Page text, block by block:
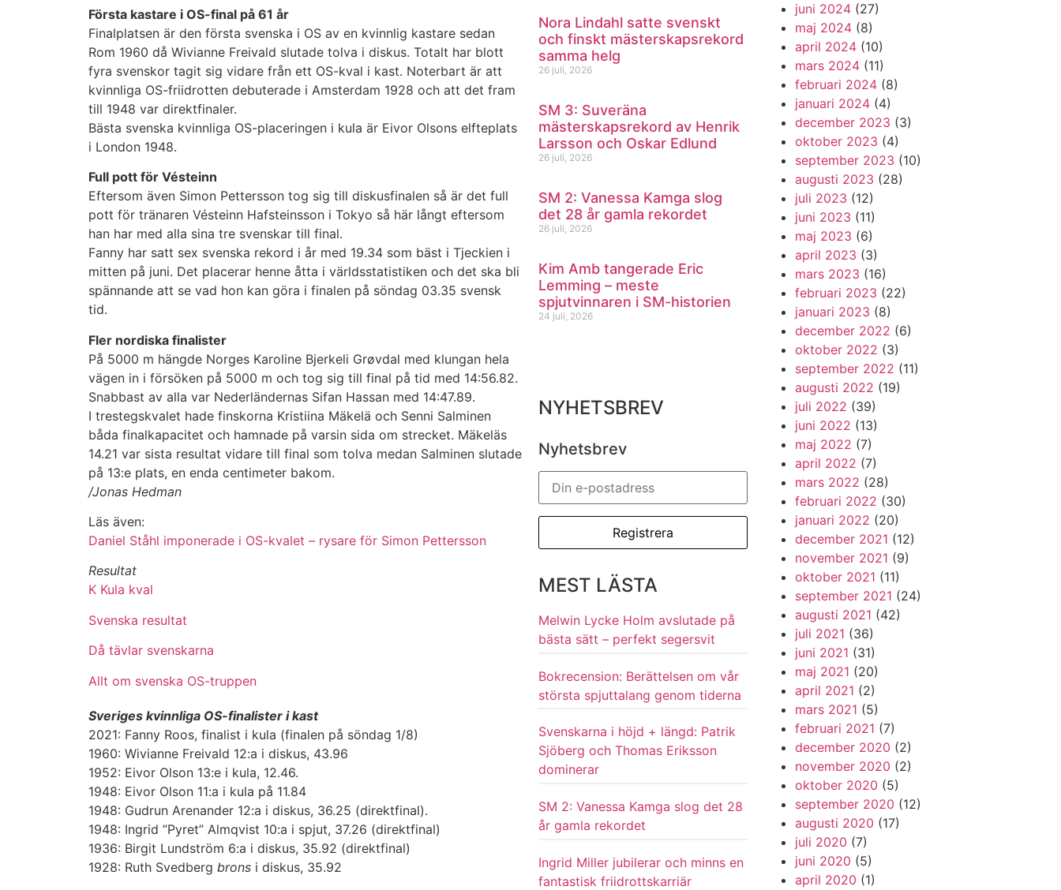
Första kastare i OS-final på 61 år
Finalplatsen är den första svenska i OS av en kvinnlig kastare sedan
Rom 1960 då Wivianne Freivald slutade tolva i diskus. Totalt har blott
fyra svenskor tagit sig vidare från ett OS-kval i kast. Noterbart är att
kvinnliga OS-friidrotten debuterade i Amsterdam 1928 och att det fram
till 1948 var direktfinaler.
Bästa svenska kvinnliga OS-placeringen i kula är Eivor Olsons elfteplats
i London 1948.
Full pott för Vésteinn
Eftersom även Simon Pettersson tog sig till diskusfinalen så är det full
pott för tränaren Vésteinn Hafsteinsson i Tokyo så här långt eftersom
han har med alla sina tre svenskar till final.
Fanny har satt sex svenska rekord i år med 19.34 som bäst i Tjeckien i
mitten på juni. Det placerar henne åtta i världsstatistiken och det ska bli
spännande att se vad hon kan göra i finalen på söndag 03.35 svensk
tid.
Fler nordiska finalister
På 5000 m hängde Norges Karoline Bjerkeli Grøvdal med klungan hela
vägen in i försöken på 5000 m och tog sig till final på tid med 14:56.82.
Snabbast av alla var Nederländernas Sifan Hassan med 14:47.89.
I trestegskvalet hade finskorna Kristiina Mäkelä och Senni Salminen
båda finalkapacitet och hamnade på varsin sida om strecket. Mäkeläs
14.21 var sista resultat vidare till final som tolva medan Salminen slutade
på 13:e plats, en enda centimeter bakom.
/Jonas Hedman
Läs även:
Daniel Ståhl imponerade i OS-kvalet – rysare för Simon Pettersson
Resultat
K Kula kval
Svenska resultat
Då tävlar svenskarna
Allt om svenska OS-truppen
Sveriges kvinnliga OS-finalister i kast
2021: Fanny Roos, finalist i kula (finalen på söndag 1/8)
1960: Wivianne Freivald 12:a i diskus, 43.96
1952: Eivor Olson 13:e i kula, 12.46.
1948: Eivor Olson 11:a i kula på 11.84
1948: Gudrun Arenander 12:a i diskus, 36.25 (direktfinal).
1948: Ingrid ”Pyret” Almqvist 10:a i spjut, 37.26 (direktfinal)
1936: Birgit Lundström 6:a i diskus, 35.92 (direktfinal)
1928: Ruth Svedberg brons i diskus, 35.92
Nora Lindahl satte svenskt
och finskt mästerskapsrekord
samma helg
26 juli, 2026
SM 3: Suveräna
mästerskapsrekord av Henrik
Larsson och Oskar Edlund
26 juli, 2026
SM 2: Vanessa Kamga slog
det 28 år gamla rekordet
26 juli, 2026
Kim Amb tangerade Eric
Lemming – meste
spjutvinnaren i SM-historien
24 juli, 2026
NYHETSBREV
Nyhetsbrev
MEST LÄSTA
Melwin Lycke Holm avslutade på
bästa sätt – perfekt segersvit
Bokrecension: Berättelsen om vår
största spjuttalang genom tiderna
Svenskarna i höjd + längd: Patrik
Sjöberg och Thomas Eriksson
dominerar
SM 2: Vanessa Kamga slog det 28
år gamla rekordet
Ingrid Miller jubilerar och minns en
fantastisk friidrottskarriär
juni 2024 (27)
maj 2024 (8)
april 2024 (10)
mars 2024 (11)
februari 2024 (8)
januari 2024 (4)
december 2023 (3)
oktober 2023 (4)
september 2023 (10)
augusti 2023 (28)
juli 2023 (12)
juni 2023 (11)
maj 2023 (6)
april 2023 (3)
mars 2023 (16)
februari 2023 (22)
januari 2023 (8)
december 2022 (6)
oktober 2022 (3)
september 2022 (11)
augusti 2022 (19)
juli 2022 (39)
juni 2022 (13)
maj 2022 (7)
april 2022 (7)
mars 2022 (28)
februari 2022 (30)
januari 2022 (20)
december 2021 (12)
november 2021 (9)
oktober 2021 (11)
september 2021 (24)
augusti 2021 (42)
juli 2021 (36)
juni 2021 (31)
maj 2021 (20)
april 2021 (2)
mars 2021 (5)
februari 2021 (7)
december 2020 (2)
november 2020 (2)
oktober 2020 (5)
september 2020 (12)
augusti 2020 (17)
juli 2020 (7)
juni 2020 (5)
april 2020 (1)